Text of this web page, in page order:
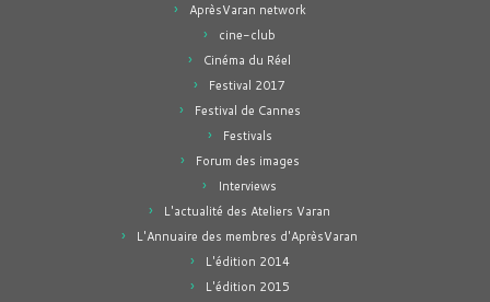
AprèsVaran network
cine-club
Cinéma du Réel
Festival 2017
Festival de Cannes
Festivals
Forum des images
Interviews
L'actualité des Ateliers Varan
L'Annuaire des membres d'AprèsVaran
L'édition 2014
L'édition 2015